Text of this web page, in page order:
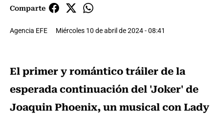
Comparte
Agencia EFE Miércoles 10 de abril de 2024 - 08:41
El primer y romántico tráiler de la
esperada continuación del 'Joker' de
Joaquin Phoenix, un musical con Lady